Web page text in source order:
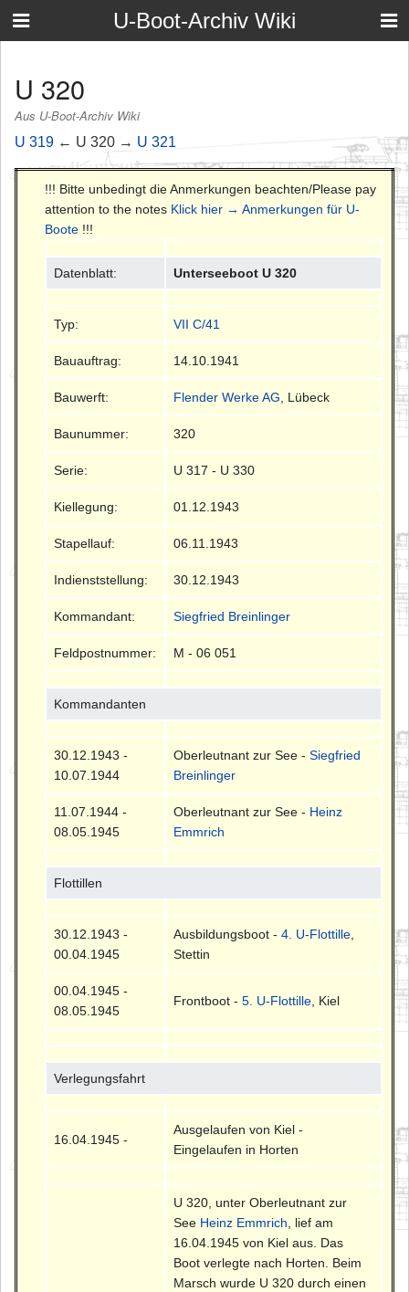
U-Boot-Archiv Wiki
U 320
Aus U-Boot-Archiv Wiki
U 319 ← U 320 → U 321
!!! Bitte unbedingt die Anmerkungen beachten/Please pay
attention to the notes Klick hier → Anmerkungen für U-
Boote !!!
Datenblatt: Unterseeboot U 320
Typ: VII C/41
Bauauftrag: 14.10.1941
Bauwerft: Flender Werke AG , Lübeck
Baunummer: 320
Serie: U 317 - U 330
Kiellegung: 01.12.1943
Stapellauf: 06.11.1943
Indienststellung: 30.12.1943
Kommandant: Siegfried Breinlinger
Feldpostnummer: M - 06 051
Kommandanten
30.12.1943 -
10.07.1944
Oberleutnant zur See -Siegfried
Breinlinger
11.07.1944 -
08.05.1945
Oberleutnant zur See - Heinz
Emmrich
Flottillen
30.12.1943 -
00.04.1945
Ausbildungsboot -4. U-Flottille
Stettin
00.04.1945 -
08.05.1945
Frontboot -5. U-Flottille , Kiel
Verlegungsfahrt
16.04.1945 -
Ausgelaufen von Kiel -
Eingelaufen in Horten
U 320, unter Oberleutnant zur
See Heinz Emmrich , lief am
16.04.1945 von Kiel aus. Das
Boot verlegte nach Horten. Beim
Marsch wurde U 320 durch einen